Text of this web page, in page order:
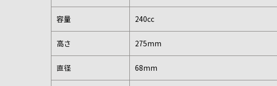
容量 240cc
高さ 275mm
直径 68mm